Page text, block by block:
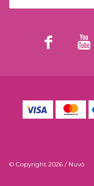
 
© Copyright 2026 / Nuvó